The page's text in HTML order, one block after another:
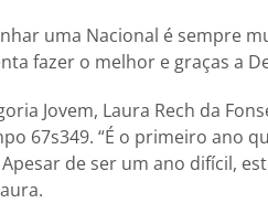
uma Nacional é sempre
fazer o melhor e graças a
Jovem, Laura Rech da
67s349. “É o primeiro ano
Apesar de ser um ano difícil,